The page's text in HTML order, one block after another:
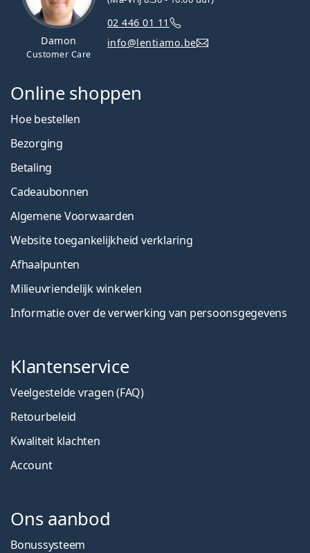
Damon
Customer Care
02 446 01 11
info@lentiamo.be
Online shoppen
Hoe bestellen
Bezorging
Betaling
Cadeaubonnen
Algemene Voorwaarden
Website toegankelijkheid verklaring
Afhaalpunten
Milieuvriendelijk winkelen
Informatie over de verwerking van persoonsgegevens
Klantenservice
Veelgestelde vragen (FAQ)
Retourbeleid
Kwaliteit klachten
Account
Ons aanbod
Bonussysteem